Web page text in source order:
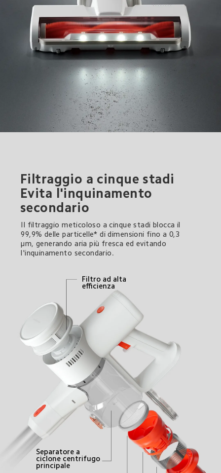
Filtraggio a cinque stadi
Evita l'inquinamento
secondario
Il filtraggio meticoloso a cinque stadi blocca il
99,9% delle particelle* di dimensioni fino a 0,3
μm, generando aria più fresca ed evitando
l'inquinamento secondario.
Filtro ad alta
efficienza
Separatore a
ciclone centrifugo
principale